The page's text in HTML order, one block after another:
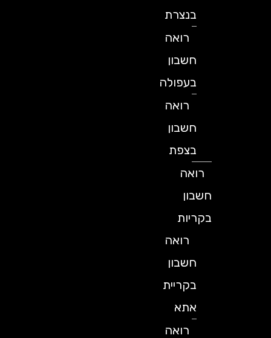
בנצרת
רואה
חשבון
בעפולה
רואה
חשבון
בצפת
רואה
חשבון
בקריות
רואה
חשבון
בקריית
אתא
רואה